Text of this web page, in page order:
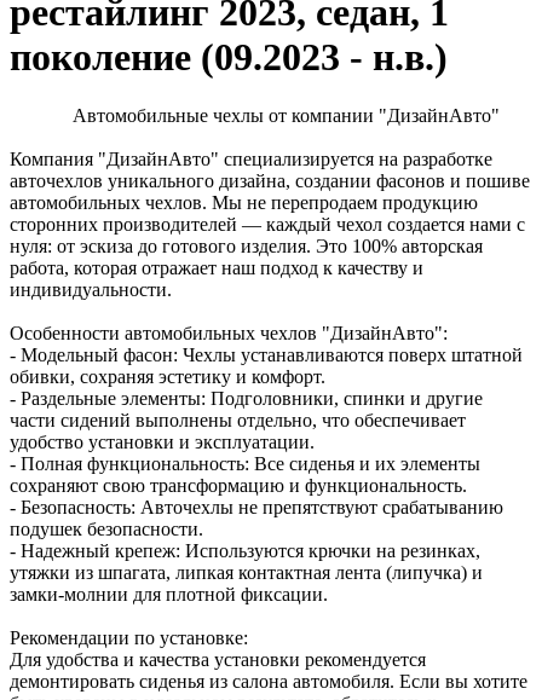
рестайлинг 2023, седан, 1
поколение (09.2023 - н.в.)
Автомобильные чехлы от компании "ДизайнАвто"
Компания "ДизайнАвто" специализируется на разработке
авточехлов уникального дизайна, создании фасонов и пошиве
автомобильных чехлов. Мы не перепродаем продукцию
сторонних производителей — каждый чехол создается нами с
нуля: от эскиза до готового изделия. Это 100% авторская
работа, которая отражает наш подход к качеству и
индивидуальности.
Особенности автомобильных чехлов "ДизайнАвто":
- Модельный фасон: Чехлы устанавливаются поверх штатной
обивки, сохраняя эстетику и комфорт.
- Раздельные элементы: Подголовники, спинки и другие
части сидений выполнены отдельно, что обеспечивает
удобство установки и эксплуатации.
- Полная функциональность: Все сиденья и их элементы
сохраняют свою трансформацию и функциональность.
- Безопасность: Авточехлы не препятствуют срабатыванию
подушек безопасности.
- Надежный крепеж: Используются крючки на резинках,
утяжки из шпагата, липкая контактная лента (липучка) и
замки-молнии для плотной фиксации.
Рекомендации по установке:
Для удобства и качества установки рекомендуется
демонтировать сиденья из салона автомобиля. Если вы хотите